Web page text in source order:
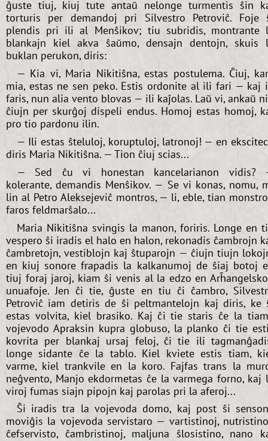
ĝuste tiuj, kiuj tute antaŭ nelonge turmentis ŝin
torturis per demandoj pri Silvestro Petroviĉ. Foje
plendis pri ili al Menŝikov; tiu subridis, montrante
blankajn kiel akva ŝaŭmo, densajn dentojn, skuis
buklan perukon, diris:
— Kia vi, Maria Nikitiŝna, estas postulema. Ĉiuj,
mia, estas ne sen peko. Estis ordonite al ili fari — kaj
faris, nun alia vento blovas — ili kaĵolas. Laŭ vi, ankaŭ
ĉiujn per skurĝoj dispeli endus. Homoj estas homoj,
pro tio pardonu ilin.
— Ili estas ŝteluloj, koruptuloj, latronoj! — en
diris Maria Nikitiŝna. — Tion ĉiuj scias...
— Sed ĉu vi honestan kancelarianon vidis?
kolerante, demandis Menŝikov. — Se vi konas, nomu,
lin al Petro Aleksejeviĉ montros, — li, eble, tian
faros feldmarŝalo...
Maria Nikitiŝna svingis la manon, foriris. Longe en
vespero ŝi iradis el halo en halon, rekonadis ĉambrojn
ĉambretojn, vestiblojn kaj ŝtuparojn — ĉiujn tiujn
en kiuj sonore frapadis la kalkanumoj de ŝiaj botoj
tiuj foraj jaroj, kiam ŝi venis al la edzo en
unuafoje. Jen ĉi tie, ĝuste en tiu ĉi ĉambro,
Petroviĉ iam detiris de ŝi peltmantelojn kaj diris, ke
estas volvita, kiel brasiko. Kaj ĉi tie staris ĉe la
vojevodo Apraksin kupra globuso, la planko ĉi tie
kovrita per blankaj ursaj feloj, ĉi tie ili
longe sidante ĉe la tablo. Kiel kviete estis tiam,
varme, kiel trankvile en la koro. Fajfas trans la
neĝvento, Manjo ekdormetas ĉe la varmega forno, kaj
viroj fumas siajn pipojn kaj parolas pri la aferoj...
Ŝi iradis tra la vojevoda domo, kaj post ŝi
moviĝis la vojevoda servistaro — vartistinoj,
ĉefservisto, ĉambristinoj, maljuna ŝlosistino, nano